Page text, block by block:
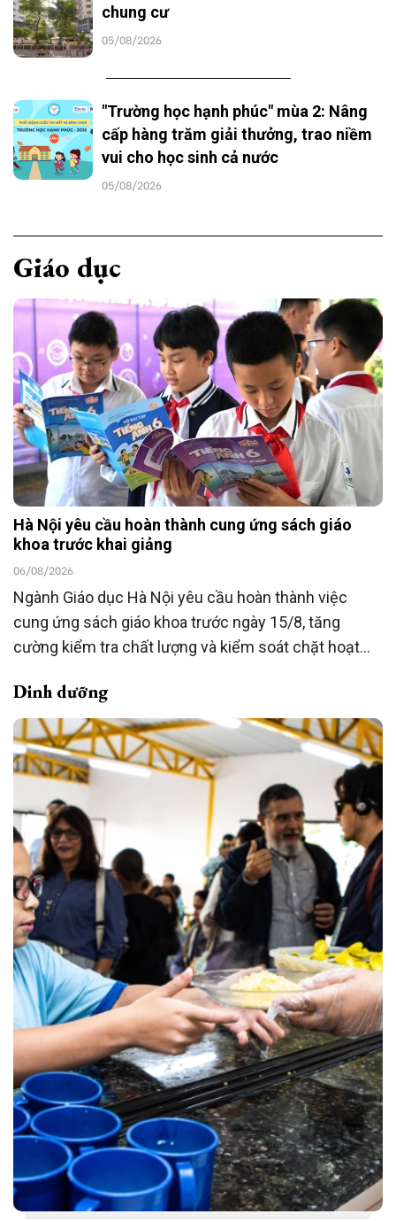
chung cư
05/08/2026
"Trường học hạnh phúc" mùa 2: Nâng
cấp hàng trăm giải thưởng, trao niềm
vui cho học sinh cả nước
05/08/2026
Giáo dục
Hà Nội yêu cầu hoàn thành cung ứng sách giáo
khoa trước khai giảng
06/08/2026
Ngành Giáo dục Hà Nội yêu cầu hoàn thành việc
cung ứng sách giáo khoa trước ngày 15/8, tăng
cường kiểm tra chất lượng và kiểm soát chặt hoạt
trước khi bước vào năm học mới 2026-2027.
Dinh dưỡng